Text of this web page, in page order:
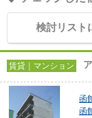
検討リスト
賃貸｜マンション
函
函